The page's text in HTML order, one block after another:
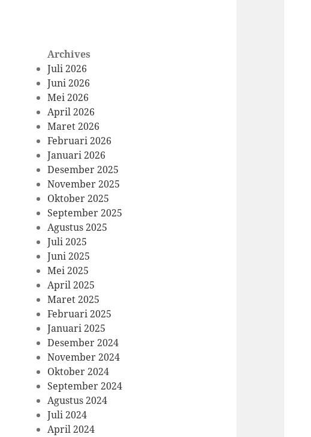
Archives
Juli 2026
Juni 2026
Mei 2026
April 2026
Maret 2026
Februari 2026
Januari 2026
Desember 2025
November 2025
Oktober 2025
September 2025
Agustus 2025
Juli 2025
Juni 2025
Mei 2025
April 2025
Maret 2025
Februari 2025
Januari 2025
Desember 2024
November 2024
Oktober 2024
September 2024
Agustus 2024
Juli 2024
April 2024